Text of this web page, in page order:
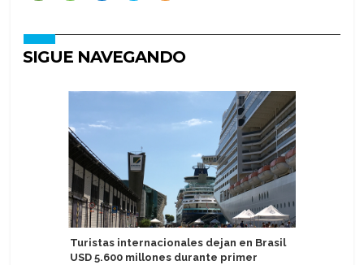
SIGUE NAVEGANDO
Turistas internacionales dejan en Brasil
USD 5.600 millones durante primer